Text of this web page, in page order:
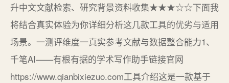
升中文文献检索、研究背景资料收集★★★☆☆下面我
将结合真实体验为你详细分析这几款工具的优劣与适用
场景。一测评维度一真实参考文献与数据整合能力1、
千笔AI——有根有据的学术写作助手链接官网
https://www.qianbixiezuo.com工具介绍这是一款基于